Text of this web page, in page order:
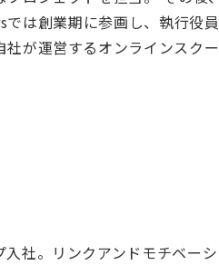
は創業期に参画し、執行役
が運営するオンラインスク
社。リンクアンドモチベー